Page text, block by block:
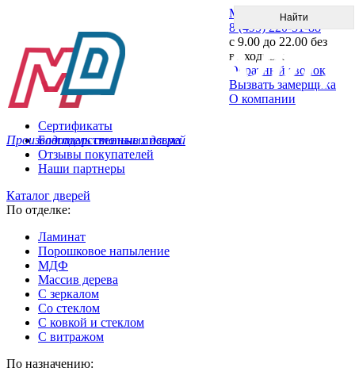
Производитель стальных дверей
Меню
8 (495) 220-51-88
с 9.00 до 22.00 без
выходных
Обратный звонок
Вызвать замерщика
О компании
Сертификаты
Благодарственные письма
Отзывы покупателей
Наши партнеры
Каталог дверей
По отделке:
Ламинат
Порошковое напыление
МДФ
Массив дерева
С зеркалом
Со стеклом
С ковкой и стеклом
С витражом
По назначению: